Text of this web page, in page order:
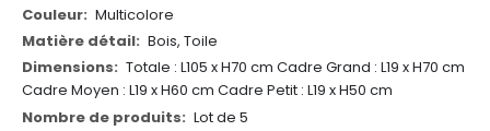
Multicolore
Bois, Toile
Totale : L105 x H70 cm Cadre Grand : L19 x H70 cm
Cadre Moyen : L19 x H60 cm Cadre Petit : L19 x H50 cm
Lot de 5